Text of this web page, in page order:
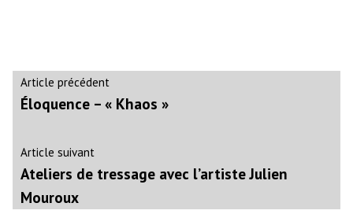
Navigation
de
l’article
Article précédent
précédent :
Éloquence – « Khaos »
Article suivant
suivant
Ateliers de tressage avec l’artiste Julien
Mouroux